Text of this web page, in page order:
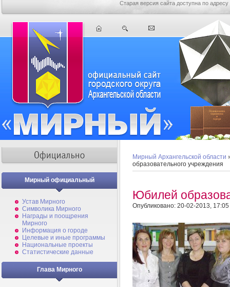
Старая версия сайта доступна по адресу
Мирный официальный
Устав Мирного
Символика Мирного
Награды и поощрения
Мирного
Информация о городе
Целевые и иные программы
Национальные проекты
Статистические данные
Глава Мирного
Мирный Архангельской области
образовательного учреждения
Юбилей
Опубликовано: 20-02-2013, 17:05